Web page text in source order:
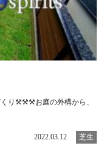
り⚒⚒⚒お庭の外構から、
2022.03.12 芝生